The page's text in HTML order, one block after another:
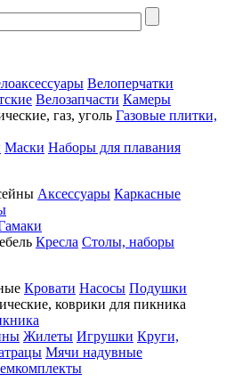
Велоперчатки
Велозапчасти Камеры
газ, уголь Газовые плитки,
Маски Наборы для плавания
Аксессуары Каркасные
Кресла Столы, наборы
Кровати Насосы Подушки
коврики для пикника
Жилеты Игрушки Круги,
Мячи надувные